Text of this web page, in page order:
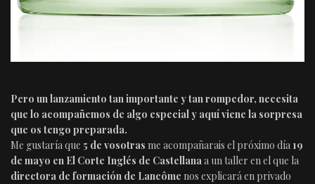
Pero un lanzamiento tan importante y tan rompedor, necesita
que lo acompañemos de algo especial y aquí viene la sorpresa
que os tengo preparada.
Me gustaría que 5 de vosotras me acompañarais el próximo día19
de mayo en El Corte Inglés de Castellanaa un taller en el que la
directora de formación de Lancôme nos explicará en privado